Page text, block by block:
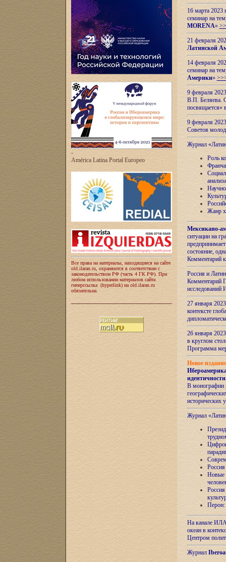
-
América Latina Portal Europeo
Все права на материалы, находящиеся на сайте
old.ilaran.ru, охраняются в соответствии с
законодательством РФ (часть 4 ГК РФ). При
любом использовании материалов сайта
гиперссылка (hyperlink) на old.ilaran.ru
обязательна.
16 марта 2023
семинар на
MORENA»
21 февраля
Латинской
14 февраля
семинар на
Америки»
9 февраля
В.П. Беляева.
посвящается»
9 февраля
Советов
Журнал
Роль
анализа
Жанр
Мексикано-
ситуации на
состояние,
Комментарий
Россия и
Комментарий
27 января
контексте
26 января
в круглом
Программа
Новое
идентичности
В монографии
исторических
Журнал
Новые
Перон:
На канале
океан в
Центром
Журнал